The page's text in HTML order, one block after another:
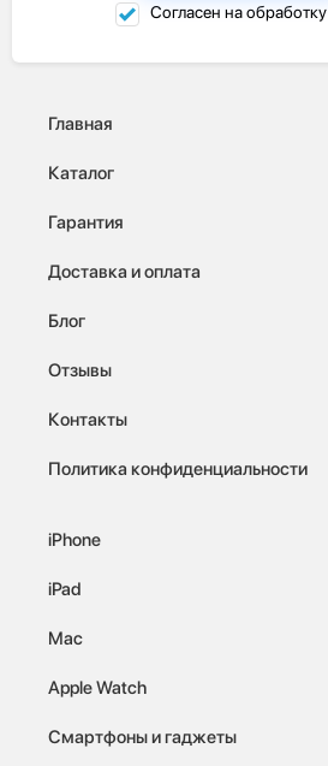
Согласен на обработку
Главная
Каталог
Гарантия
Доставка и оплата
Блог
Отзывы
Контакты
Политика конфиденциальности
iPhone
iPad
Mac
Apple Watch
Смартфоны и гаджеты